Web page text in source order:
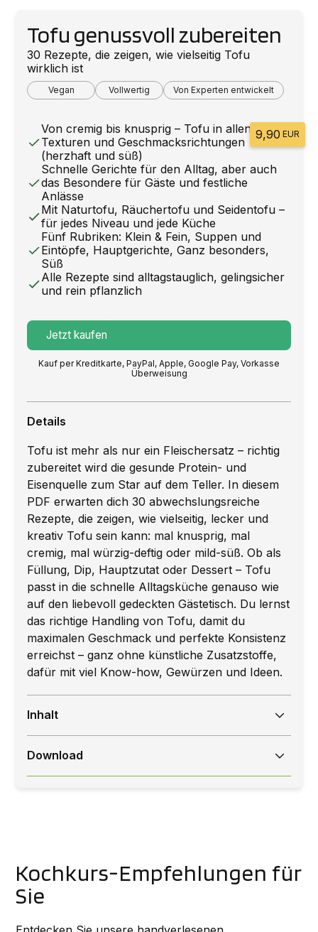
Tofu genussvoll zubereiten
30 Rezepte, die zeigen, wie vielseitig Tofu
wirklich ist
Vegan Vollwertig Von Experten entwickelt
9,90 EUR
Von cremig bis knusprig – Tofu in allen
Texturen und Geschmacksrichtungen
(herzhaft und süß)
Schnelle Gerichte für den Alltag, aber auch
das Besondere für Gäste und festliche
Anlässe
Mit Naturtofu, Räuchertofu und Seidentofu –
für jedes Niveau und jede Küche
Fünf Rubriken: Klein & Fein, Suppen und
Eintöpfe, Hauptgerichte, Ganz besonders,
Süß
Alle Rezepte sind alltagstauglich, gelingsicher
und rein pflanzlich
Jetzt kaufen
Kauf per Kreditkarte, PayPal, Apple, Google Pay, Vorkasse
Überweisung
Details
Tofu ist mehr als nur ein Fleischersatz – richtig
zubereitet wird die gesunde Protein- und
Eisenquelle zum Star auf dem Teller. In diesem
PDF erwarten dich 30 abwechslungsreiche
Rezepte, die zeigen, wie vielseitig, lecker und
kreativ Tofu sein kann: mal knusprig, mal
cremig, mal würzig-deftig oder mild-süß. Ob als
Füllung, Dip, Hauptzutat oder Dessert – Tofu
passt in die schnelle Alltagsküche genauso wie
auf den liebevoll gedeckten Gästetisch. Du lernst
das richtige Handling von Tofu, damit du
maximalen Geschmack und perfekte Konsistenz
erreichst – ganz ohne künstliche Zusatzstoffe,
dafür mit viel Know-how, Gewürzen und Ideen.
Inhalt
Nudelsalat to go mit Räuchertofu 10
Download
Kochkurs-Empfehlungen für
Sie